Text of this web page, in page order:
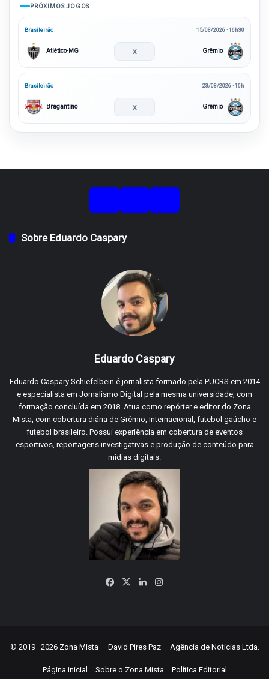
PRÓXIMOS JOGOS
Brasileirão 15/08/2026 · 16h30
Atlético-MG x Grêmio
Brasileirão 23/08/2026 · 16h
Bragantino x Grêmio
Sobre Eduardo Caspary
Eduardo Caspary
Eduardo Caspary Schiefelbein é jornalista formado pela PUCRS em 2014
e especialista em Jornalismo Digital pela mesma universidade, com
formação concluída em 2018. Atua como repórter e editor do Zona
Mista, com cobertura diária de Grêmio, Internacional, futebol gaúcho e
futebol brasileiro. Possui experiência em cobertura de eventos
esportivos, reportagens investigativas e produção de conteúdo para
mídias digitais.
Facebook
X LinkedinInstagram
© 2019–2026 Zona Mista — David Pires Paz – Agência de Notícias Ltda.
Página inicial Sobre o Zona Mista Política Editorial